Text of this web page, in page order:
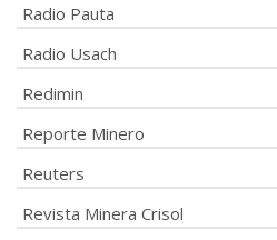
Radio Pauta
Radio Usach
Redimin
Reporte Minero
Reuters
Revista Minera Crisol